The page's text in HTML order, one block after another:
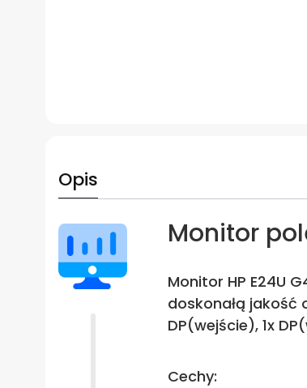
Opis
Monitor
Monitor HP E24U
doskonałą jakość
DP(wejście), 1x
Cechy: